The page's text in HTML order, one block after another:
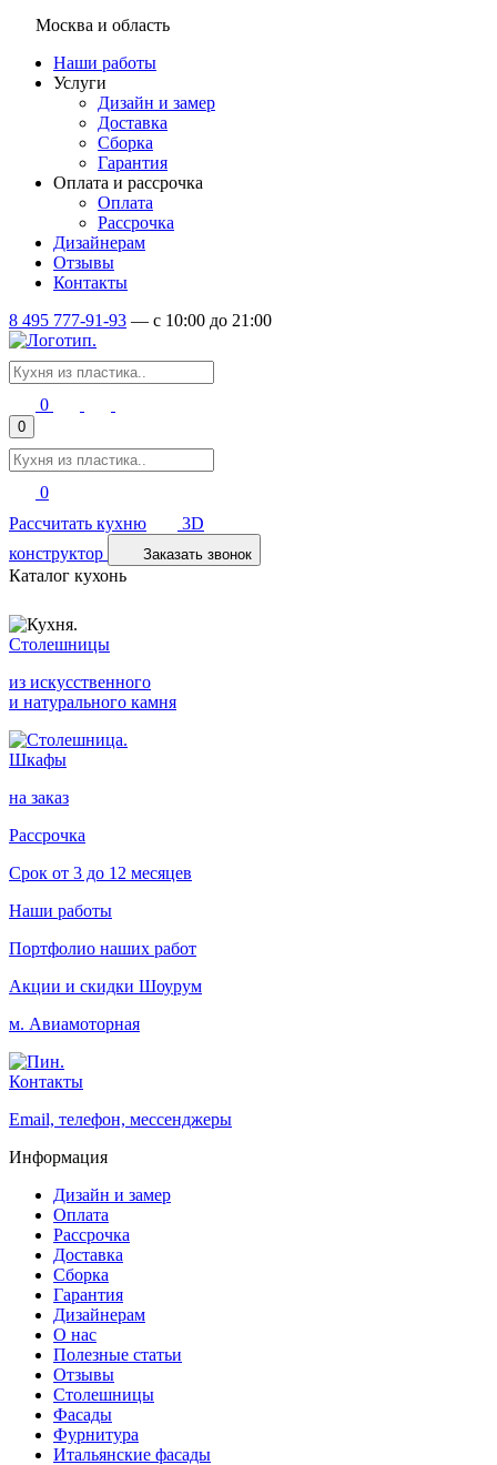
Москва и область
Наши работы
Услуги
Дизайн и замер
Доставка
Сборка
Гарантия
Оплата и рассрочка
Оплата
Рассрочка
Дизайнерам
Отзывы
Контакты
8 495 777-91-93 — c 10:00 до 21:00
0
0
0
Рассчитать кухню
3D
конструктор
Заказать звонок
Каталог кухонь
Столешницы
из искусственного
и натурального камня
Шкафы
на заказ
Рассрочка
Срок от 3 до 12 месяцев
Наши работы
Портфолио наших работ
Акции и скидки Шоурум
м. Авиамоторная
Контакты
Email, телефон, мессенджеры
Информация
Дизайн и замер
Оплата
Рассрочка
Доставка
Сборка
Гарантия
Дизайнерам
О нас
Полезные статьи
Отзывы
Столешницы
Фасады
Фурнитура
Итальянские фасады